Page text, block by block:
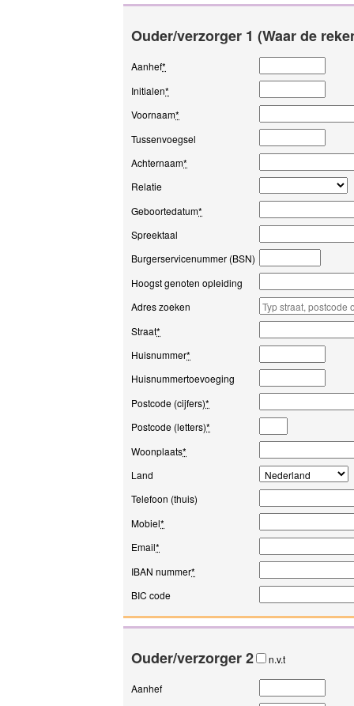
Ouder/verzorger 1 (Waar de
Aanhef*
Initialen*
Voornaam*
Tussenvoegsel
Achternaam*
Relatie
Geboortedatum*
Spreektaal
Burgerservicenummer (BSN)
Hoogst genoten opleiding
Adres zoeken
Straat*
Huisnummer*
Huisnummertoevoeging
Postcode (cijfers)*
Postcode (letters)*
Woonplaats*
Land
Telefoon (thuis)
Mobiel*
Email*
IBAN nummer*
BIC code
Ouder/verzorger 2 n.v.t
Aanhef